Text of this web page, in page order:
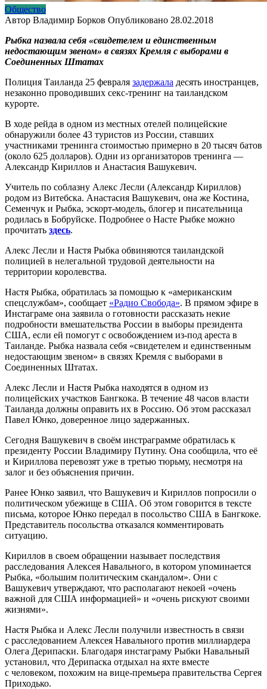
Общество
Автор Владимир Борков Опубликовано 28.02.2018
Рыбка назвала себя «свидетелем и единственным
недостающим звеном» в связях Кремля с выборами в
Соединенных Штатах
Полиция Таиланда 25 февраля задержала десять иностранцев,
незаконно проводивших секс-тренинг на таиландском
курорте.
В ходе рейда в одном из местных отелей полицейские
обнаружили более 43 туристов из России, ставших
участниками тренинга стоимостью примерно в 20 тысяч батов
(около 625 долларов). Одни из организаторов тренинга —
Александр Кириллов и Анастасия Вашукевич.
Учитель по соблазну Алекс Лесли (Александр Кириллов)
родом из Витебска. Анастасия Вашукевич, она же Костина,
Семенчук и Рыбка, эскорт-модель, блогер и писательница
родилась в Бобруйске. Подробнее о Насте Рыбке можно
прочитать здесь.
Алекс Лесли и Настя Рыбка обвиняются таиландской
полицией в нелегальной трудовой деятельности на
территории королевства.
Настя Рыбка, обратилась за помощью к «американским
спецслужбам», сообщает «Радио Свобода». В прямом эфире в
Инстаграме она заявила о готовности рассказать некие
подробности вмешательства России в выборы президента
США, если ей помогут с освобождением из-под ареста в
Таиланде. Рыбка назвала себя «свидетелем и единственным
недостающим звеном» в связях Кремля с выборами в
Соединенных Штатах.
Алекс Лесли и Настя Рыбка находятся в одном из
полицейских участков Бангкока. В течение 48 часов власти
Таиланда должны оправить их в Россию. Об этом рассказал
Павел Юнко, доверенное лицо задержанных.
Сегодня Вашукевич в своём инстраграмме обратилась к
президенту России Владимиру Путину. Она сообщила, что её
и Кириллова перевозят уже в третью тюрьму, несмотря на
залог и без объяснения причин.
Ранее Юнко заявил, что Вашукевич и Кириллов попросили о
политическом убежище в США. Об этом говорится в тексте
письма, которое Юнко передал в посольство США в Бангкоке.
​Представитель посольства отказался комментировать
ситуацию.
Кириллов в своем обращении называет последствия
расследования Алексея Навального, в котором упоминается
Рыбка, «большим политическим скандалом». Они с
Вашукевич утверждают, что располагают некоей «очень
важной для США информацией» и «очень рискуют своими
жизнями».
Настя Рыбка и Алекс Лесли получили известность в связи
с расследованием Алексея Навального против миллиардера
Олега Дерипаски. Благодаря инстаграму Рыбки Навальный
установил, что Дерипаска отдыхал на яхте вместе
с человеком, похожим на вице-премьера правительства Сергея
Приходько.